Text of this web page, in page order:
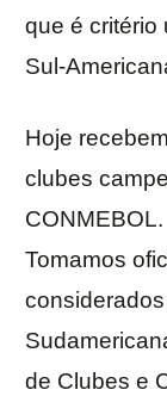
que é critério
Sul-
Hoje
clubes
CONMEBOL.
Tomamos
de Clubes e